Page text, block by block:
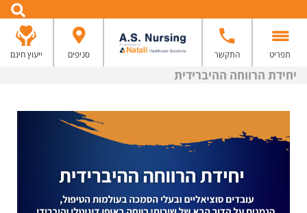
תפריט התקשר סניפים ייעוץ חינם
יחידת הרווחה ההיברידית